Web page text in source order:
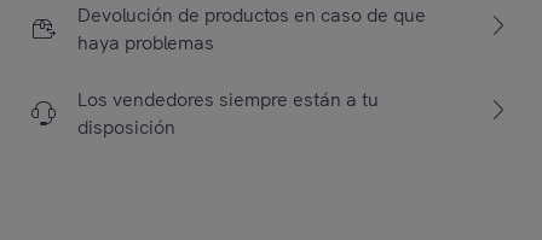
Devolución de productos en caso de que
haya problemas
Los vendedores siempre están a tu
disposición